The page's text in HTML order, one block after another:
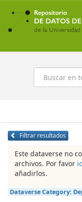
Ir
contenido
principal
Buscar
Filtrar resultados
Este dataverse no
archivos. Por favor
añadirlos.
Dataverse Category: